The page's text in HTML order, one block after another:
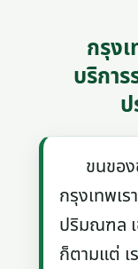
กรุง
บริกา
ป
ขนของ
กรุงเทพเ
ปริมณฑล เ
ก็ตามแต่ เ